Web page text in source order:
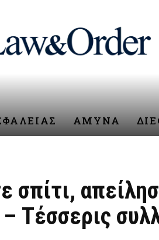
ΑΜΥΝΑ
Τέσσερις